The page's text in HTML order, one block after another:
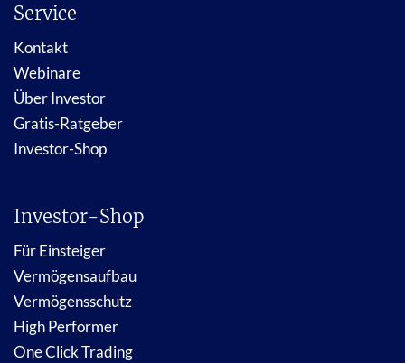
Service
Kontakt
Webinare
Über Investor
Gratis-Ratgeber
Investor-Shop
Investor-Shop
Für Einsteiger
Vermögensaufbau
Vermögensschutz
High Performer
One Click Trading